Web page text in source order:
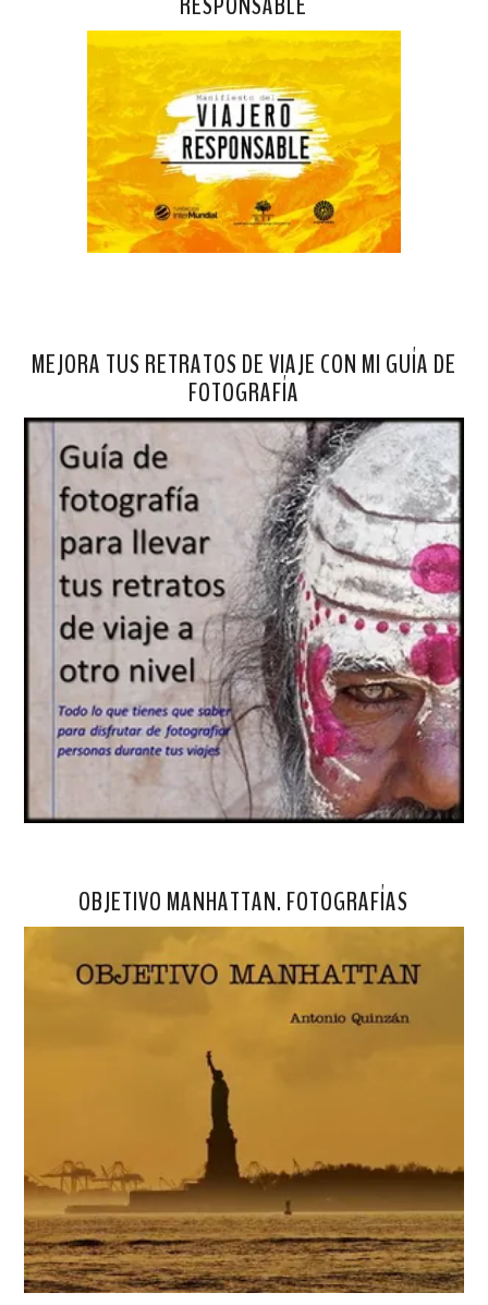
MEJORA TUS RETRATOS DE VIAJE CON MI GUÍA DE
FOTOGRAFÍA
OBJETIVO MANHATTAN. FOTOGRAFÍAS